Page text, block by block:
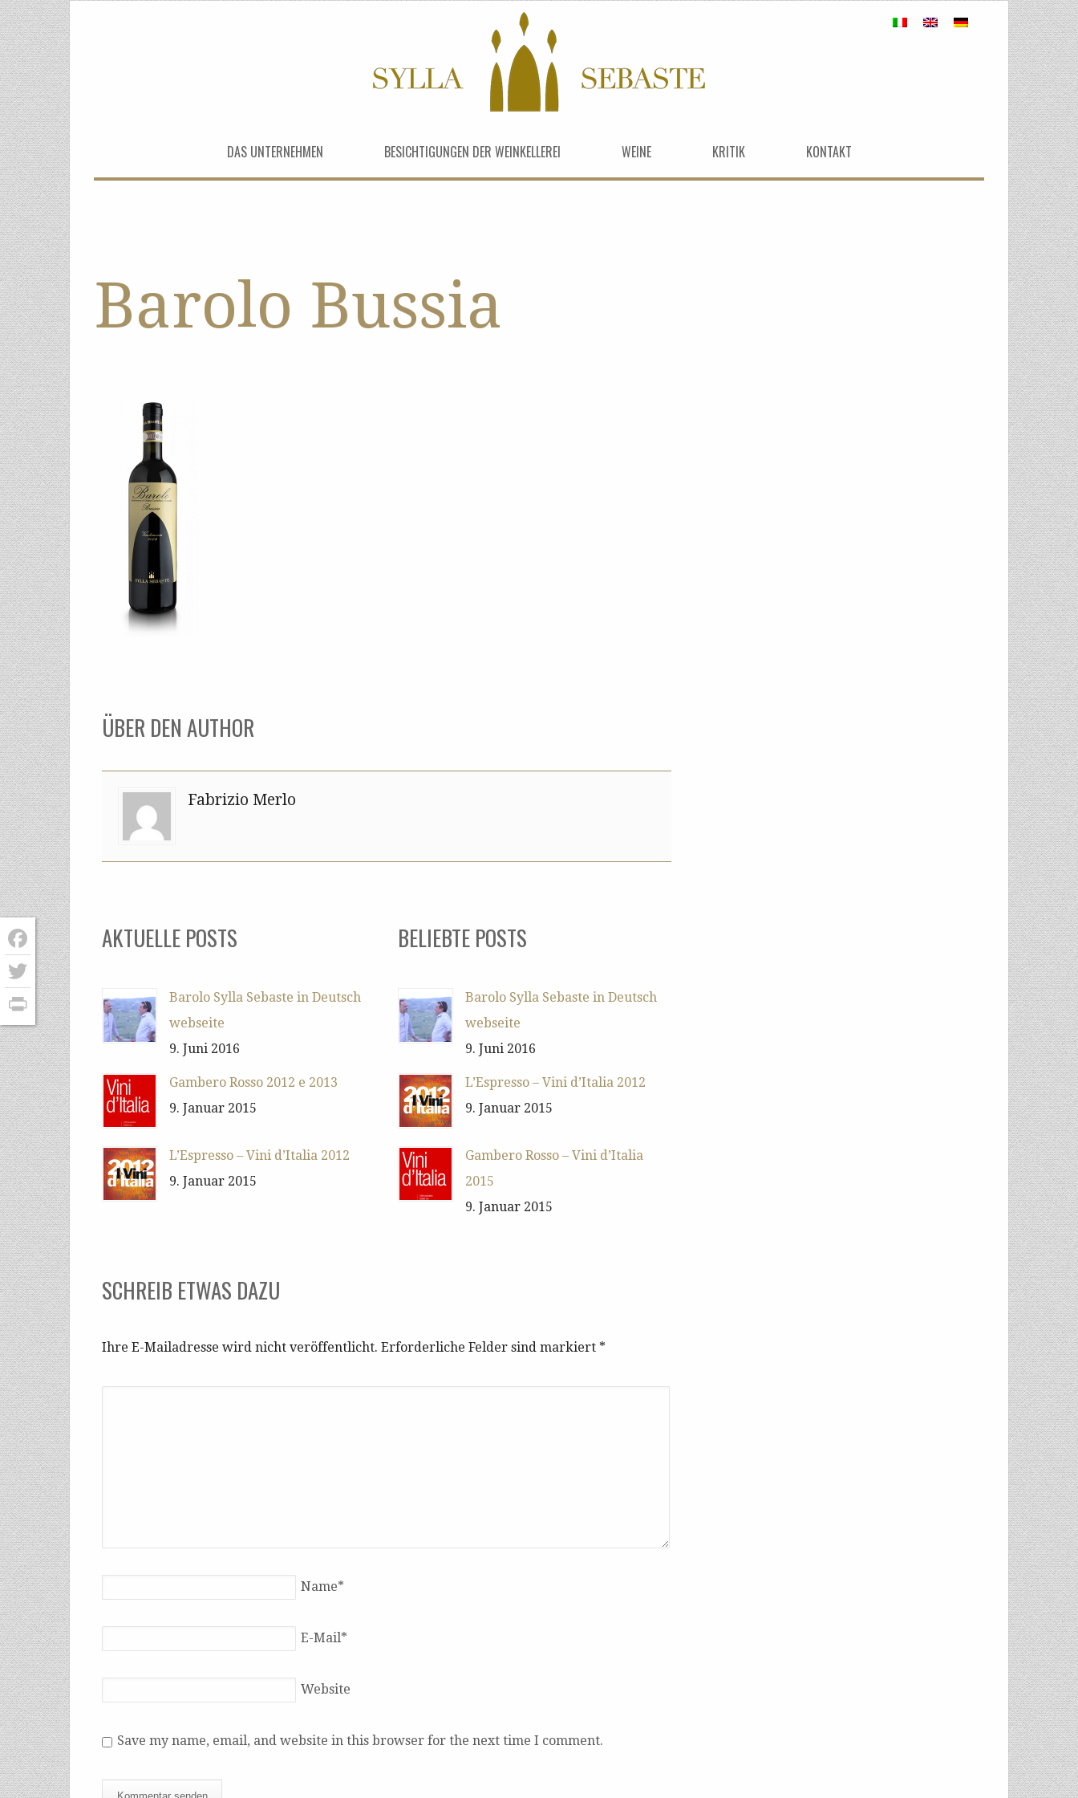
DAS UNTERNEHMEN BESICHTIGUNGEN DER WEINKELLEREI WEINE KRITIK KONTAKT
Barolo Bussia
ÜBER DEN AUTHOR
Fabrizio Merlo
AKTUELLE POSTS
Barolo Sylla Sebaste in Deutsch
webseite
9. Juni 2016
Gambero Rosso 2012 e 2013
9. Januar 2015
L’Espresso – Vini d’Italia 2012
9. Januar 2015
BELIEBTE POSTS
Barolo Sylla Sebaste in Deutsch
webseite
9. Juni 2016
L’Espresso – Vini d’Italia 2012
9. Januar 2015
Gambero Rosso – Vini d’Italia
2015
9. Januar 2015
SCHREIB ETWAS DAZU
Ihre E-Mailadresse wird nicht veröffentlicht. Erforderliche Felder sind markiert *
Name*
E-Mail*
Website
Save my name, email, and website in this browser for the next time I comment.
Facebook
Twitter
PrintFriendly